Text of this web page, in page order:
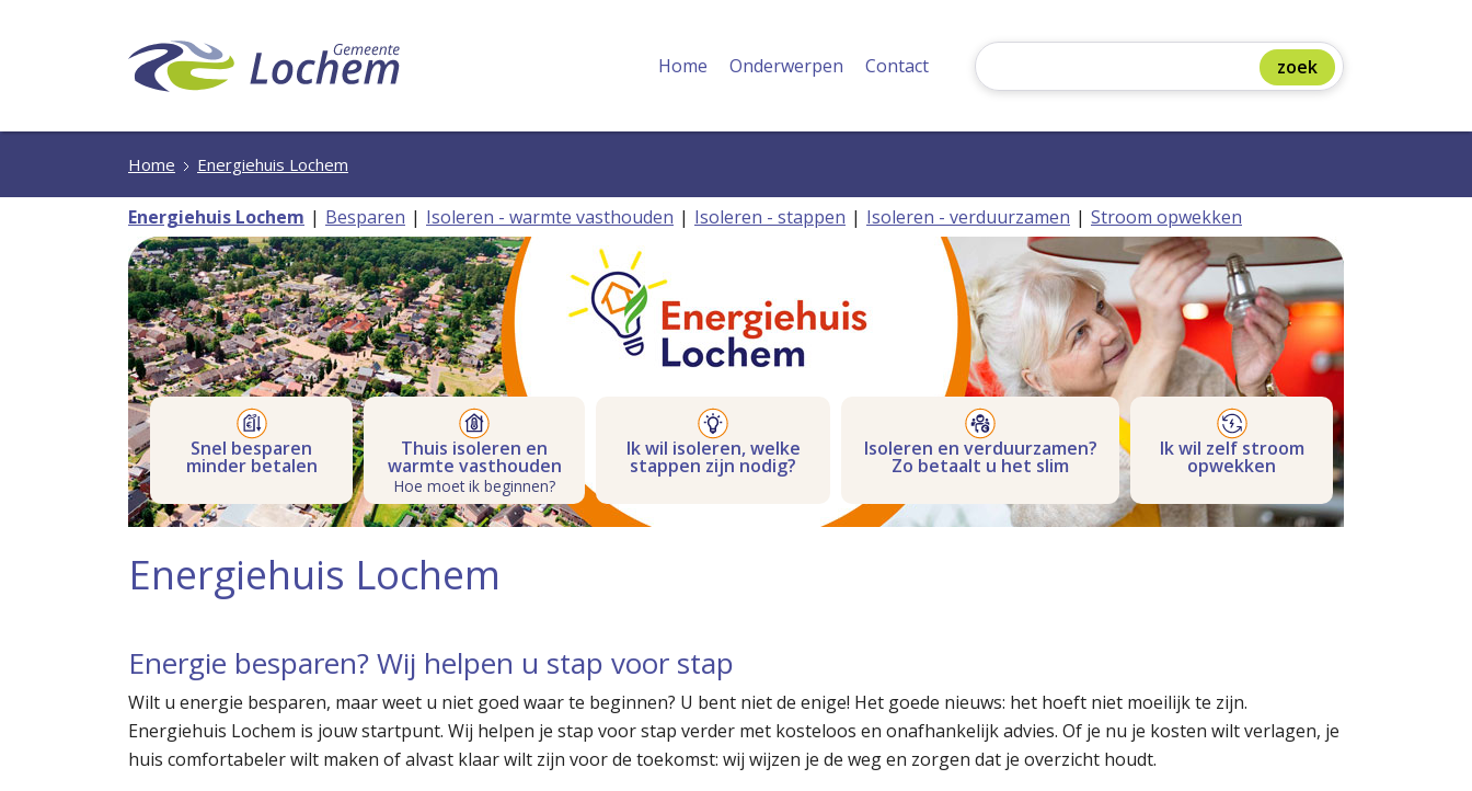
Home Onderwerpen Contact
Home Energiehuis Lochem
Energiehuis Lochem Besparen Isoleren - warmte vasthouden Isoleren - stappen Isoleren - verduurzamen Stroom opwekken
Snel besparen
minder betalen
Thuis isoleren en
warmte vasthouden
Hoe moet ik beginnen?
Ik wil isoleren, welke
stappen zijn nodig?
Isoleren en verduurzamen?
Zo betaalt u het slim
Ik wil zelf stroom
opwekken
Energiehuis Lochem
Energie besparen? Wij helpen u stap voor stap
Wilt u energie besparen, maar weet u niet goed waar te beginnen? U bent niet de enige! Het goede nieuws: het hoeft niet moeilijk te zijn.
Energiehuis Lochem is jouw startpunt. Wij helpen je stap voor stap verder met kosteloos en onafhankelijk advies. Of je nu je kosten wilt verlagen, je
huis comfortabeler wilt maken of alvast klaar wilt zijn voor de toekomst: wij wijzen je de weg en zorgen dat je overzicht houdt.